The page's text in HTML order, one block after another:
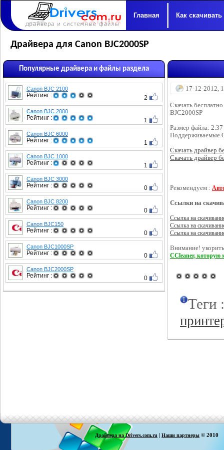
Главная Как скачивать
Драйвера для Canon BJC2000SP
Популярные драйвера и файлы раздела
Canon BJC 2100
Рейтинг : 2
Canon BJC 2000
Рейтинг : 1
Canon BJC 6000
Рейтинг : 1
Canon BJC 1000
Рейтинг : 1
Canon BJC 3000
Рейтинг : 0
Canon BJC 8200
Рейтинг : 0
Canon BJC150
Рейтинг : 0
Canon BJC1000SP
Рейтинг : 0
Canon BJC2000SP
Рейтинг : 0
17-12-2012,
Скачать
BJC2000SP
Размер файла:
Поддерживаемые
Скачать драйвер
Скачать драйвер
Рекомендуем :
Ссылки на
Ссылка на
Ссылка на
Ссылка на
Внимание!
CCleaner, которую
Теги
Драйвера на Drivers.com.ru | Наши партнеры © 2010